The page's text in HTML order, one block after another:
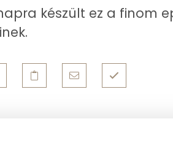
készült ez a finom